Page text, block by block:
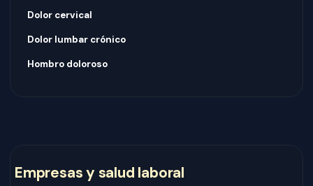
Dolor cervical
Dolor lumbar crónico
Hombro doloroso
Empresas y salud laboral